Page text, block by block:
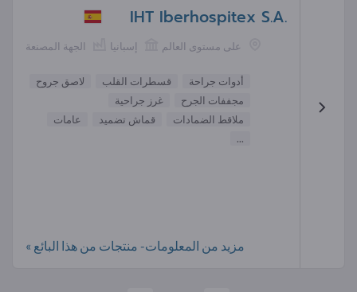
IHT Iberhospitex S.A.
الجهة المصنعة إسبانيا على مستوى العالم
أدوات جراحة قسطرات القلب
لاصق جروح
مجففات الجرح
غرز جراحية
ملاقط الضمادات
قماش تضميد
عامات
...
مزيد من المعلومات- منتجات من هذا البائع »